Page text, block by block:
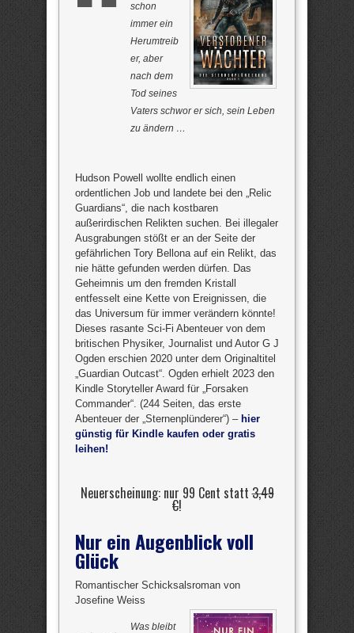
schon
immer ein
Herumtreib
er, aber
nach dem
Tod seines
Vaters schwor er sich, sein Leben
zu ändern …
Hudson Powell wollte endlich einen
ordentlichen Job und landete bei den „Relic
Guardians“, die nach kostbaren
außerirdischen Relikten suchen. Bei illegaler
Ausgrabungen stößt er an der Seite der
gefährlichen Tory Bellona auf ein Relikt, das
nie hätte gefunden werden dürfen. Das
Geheimnis um den fremden Kristall
entfesselt eine Kette von Ereignissen, die
das Universum für immer verändern könnte!
Dieses rasante Sci-Fi Abenteuer von dem
britischen Physiker, Journalist und Autor G J
Ogden erschien 2020 unter dem Originaltitel
„Guardian Outcast“. Ogden erhielt 2023 den
Kindle Storyteller Award für „Forsaken
Commander“. (244 Seiten, das erste
Abenteuer der „Sternenplünderer“) – hier
günstig für Kindle kaufen oder gratis
leihen!
Neuerscheinung: nur 99 Cent statt3,49
€!
Nur ein Augenblick voll
Glück
Romantischer Schicksalsroman von
Josefine Weiss
Was bleibt